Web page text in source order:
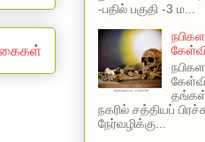
-பதில் பகுதி -3 ம...
தங்கள்
நகரில் சத்தியப்
நேர்வழிக்கு...